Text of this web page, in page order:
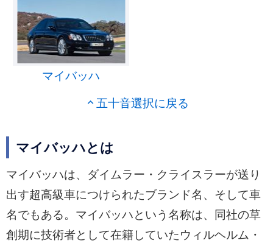
マイバッハ
五十音選択に戻る
マイバッハとは
マイバッハは、ダイムラー・クライスラーが送り
出す超高級車につけられたブランド名、そして車
名でもある。マイバッハという名称は、同社の草
創期に技術者として在籍していたウィルヘルム・